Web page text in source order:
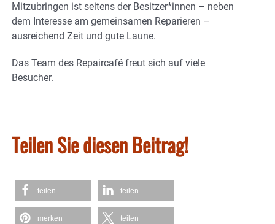
Mitzubringen ist seitens der Besitzer*innen – neben
dem Interesse am gemeinsamen Reparieren –
ausreichend Zeit und gute Laune.
Das Team des Repaircafé freut sich auf viele
Besucher.
Teilen Sie diesen Beitrag!
teilen teilen
merken teilen